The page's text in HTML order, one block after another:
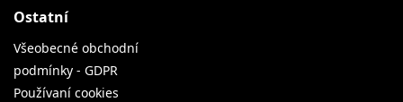
Ostatní
Všeobecné obchodní
podmínky - GDPR
Používaní cookies